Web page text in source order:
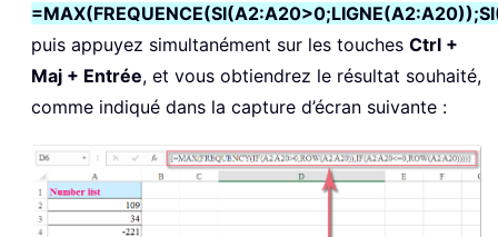
puis appuyez simultanément sur les touches Ctrl +
Maj + Entrée, et vous obtiendrez le résultat souhaité,
comme indiqué dans la capture d’écran suivante :